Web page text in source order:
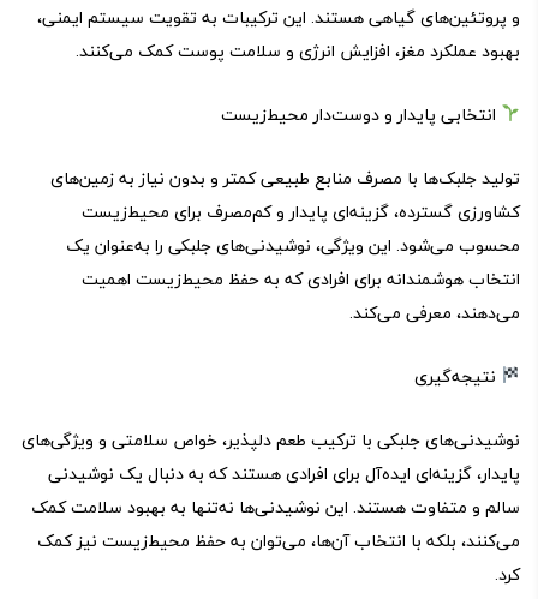
و پروتئین‌های گیاهی هستند. این ترکیبات به تقویت سیستم ایمنی،
بهبود عملکرد مغز، افزایش انرژی و سلامت پوست کمک می‌کنند.
انتخابی پایدار و دوست‌دار محیط‌زیست
تولید جلبک‌ها با مصرف منابع طبیعی کمتر و بدون نیاز به زمین‌های
کشاورزی گسترده، گزینه‌ای پایدار و کم‌مصرف برای محیط‌زیست
محسوب می‌شود. این ویژگی، نوشیدنی‌های جلبکی را به‌عنوان یک
انتخاب هوشمندانه برای افرادی که به حفظ محیط‌زیست اهمیت
می‌دهند، معرفی می‌کند.
نتیجه‌گیری
نوشیدنی‌های جلبکی با ترکیب طعم دلپذیر، خواص سلامتی و ویژگی‌های
پایدار، گزینه‌ای ایده‌آل برای افرادی هستند که به دنبال یک نوشیدنی
سالم و متفاوت هستند. این نوشیدنی‌ها نه‌تنها به بهبود سلامت کمک
می‌کنند، بلکه با انتخاب آن‌ها، می‌توان به حفظ محیط‌زیست نیز کمک
کرد.